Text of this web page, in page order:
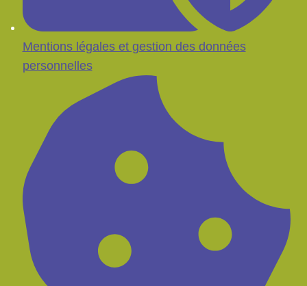
Mentions légales et gestion des données
personnelles